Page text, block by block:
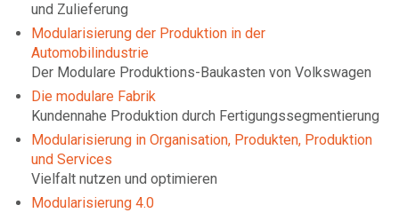
und Zulieferung
Modularisierung der Produktion in der
Automobilindustrie
Der Modulare Produktions-Baukasten von Volkswagen
Die modulare Fabrik
Kundennahe Produktion durch Fertigungssegmentierung
Modularisierung in Organisation, Produkten, Produktion
und Services
Vielfalt nutzen und optimieren
Modularisierung 4.0